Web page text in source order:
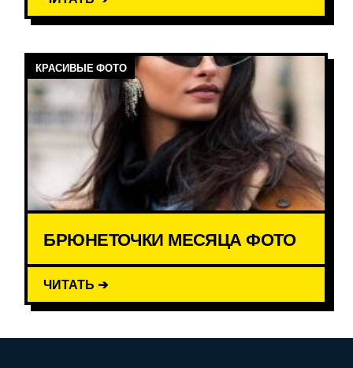
КРАСИВЫЕ ФОТО
БРЮНЕТОЧКИ МЕСЯЦА ФОТО
ЧИТАТЬ ➔